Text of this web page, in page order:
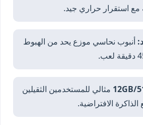
مع استقرار حراري جيد.
أنبوب نحاسي موزع يحد من الهبوط
12GB/ مثالي للمستخدمين الثقيلين
الافتراضية.